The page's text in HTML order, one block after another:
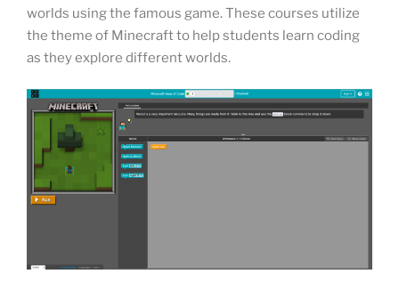
worlds using the famous game. These courses utilize
the theme of Minecraft to help students learn coding
as they explore different worlds.